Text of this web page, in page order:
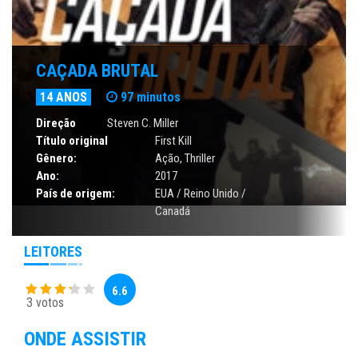
CAÇADA BRUTAL
14 ANOS 97 minutos
Direção
Steven C. Miller
Título original
First Kill
Gênero:
Ação, Thriller
Ano:
2017
País de origem:
EUA / Reino Unido /
Canadá
LEITORES
3 votos
6.6
ONDE ASSISTIR